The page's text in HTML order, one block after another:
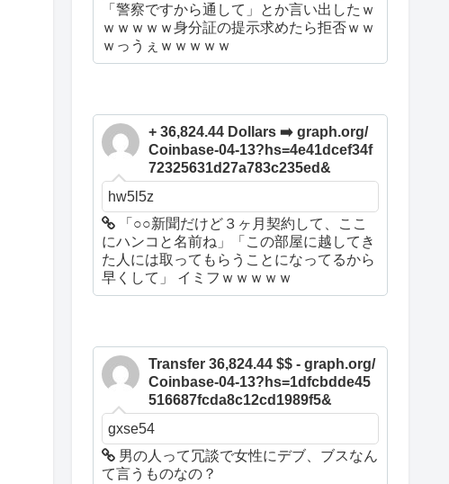
「警察ですから通して」とか言い出したｗ
ｗｗｗｗｗ身分証の提示求めたら拒否ｗｗ
ｗっうぇｗｗｗｗｗ
+ 36,824.44 Dollars ➡️ graph.org/
Coinbase-04-13?hs=4e41dcef34f
72325631d27a783c235ed&
hw5l5z
「○○新聞だけど３ヶ月契約して、ここ
にハンコと名前ね」「この部屋に越してき
た人には取ってもらうことになってるから
早くして」 イミフｗｗｗｗｗ
Transfer 36,824.44 $$ - graph.org/
Coinbase-04-13?hs=1dfcbdde45
516687fcda8c12cd1989f5&
gxse54
男の人って冗談で女性にデブ、ブスなん
て言うものなの？